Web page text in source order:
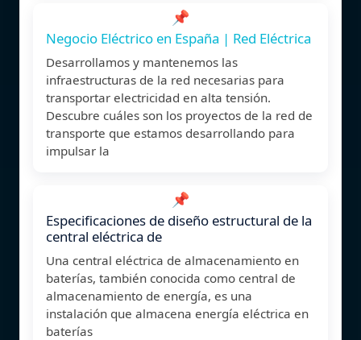
📌
Negocio Eléctrico en España | Red Eléctrica
Desarrollamos y mantenemos las
infraestructuras de la red necesarias para
transportar electricidad en alta tensión.
Descubre cuáles son los proyectos de la red de
transporte que estamos desarrollando para
impulsar la
📌
Especificaciones de diseño estructural de la
central eléctrica de
Una central eléctrica de almacenamiento en
baterías, también conocida como central de
almacenamiento de energía, es una
instalación que almacena energía eléctrica en
baterías